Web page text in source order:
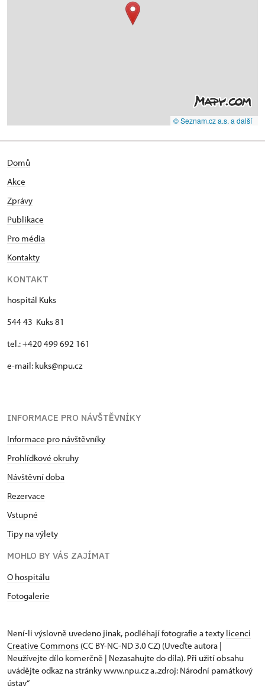
© Seznam.cz a.s. a další
Domů
Akce
Zprávy
Publikace
Pro média
Kontakty
KONTAKT
hospitál Kuks
544 43 Kuks 81
tel.: +420 499 692 161
e-mail: kuks@npu.cz
INFORMACE PRO NÁVŠTĚVNÍKY
Informace pro návštěvníky
Prohlídkové okruhy
Návštěvní doba
Rezervace
Vstupné
Tipy na výlety
MOHLO BY VÁS ZAJÍMAT
O hospitálu
Fotogalerie
Není-li výslovně uvedeno jinak, podléhají fotografie a texty licenci
Creative Commons (CC BY-NC-ND 3.0 CZ) (Uveďte autora |
Neužívejte dílo komerčně | Nezasahujte do díla). Při užití obsahu
uvádějte odkaz na stránky www.npu.cz a „zdroj: Národní památkový
ústav“